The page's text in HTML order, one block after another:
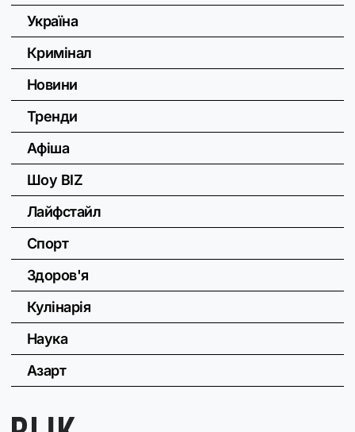
Україна
Кримінал
Новини
Тренди
Афіша
Шоу BIZ
Лайфстайл
Спорт
Здоров'я
Кулінарія
Наука
Азарт